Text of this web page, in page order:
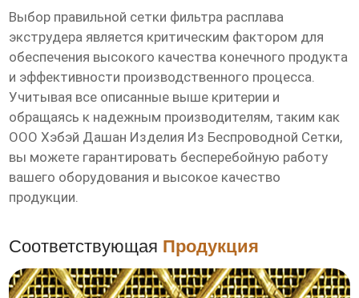
Выбор правильной сетки фильтра расплава
экструдера является критическим фактором для
обеспечения высокого качества конечного продукта
и эффективности производственного процесса.
Учитывая все описанные выше критерии и
обращаясь к надежным производителям, таким как
ООО Хэбэй Дашан Изделия Из Беспроводной Сетки,
вы можете гарантировать бесперебойную работу
вашего оборудования и высокое качество
продукции.
Соответствующая Продукция